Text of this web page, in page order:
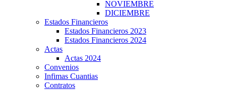
NOVIEMBRE
DICIEMBRE
Estados Financieros
Estados Financieros 2023
Estados Financieros 2024
Actas
Actas 2024
Convenios
Infimas Cuantias
Contratos